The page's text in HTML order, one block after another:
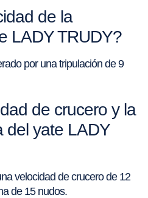
de la
LADY TRUDY?
por una tripulación de 9
de crucero y la
del yate LADY
velocidad de crucero de 12
de 15 nudos.